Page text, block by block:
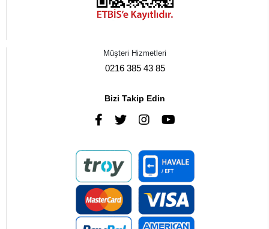
Müşteri Hizmetleri
0216 385 43 85
Bizi Takip Edin